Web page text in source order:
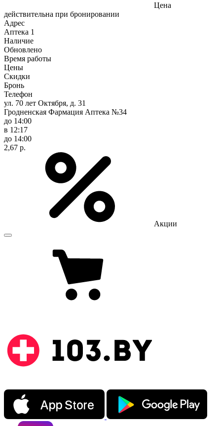
Цена
действительна при бронировании
Адрес
Аптека 1
Наличие
Обновлено
Время работы
Цены
Скидки
Бронь
Телефон
ул. 70 лет Октября, д. 31
Гродненская Фармация Аптека №34
до 14:00
в 12:17
до 14:00
2,67 р.
Акции